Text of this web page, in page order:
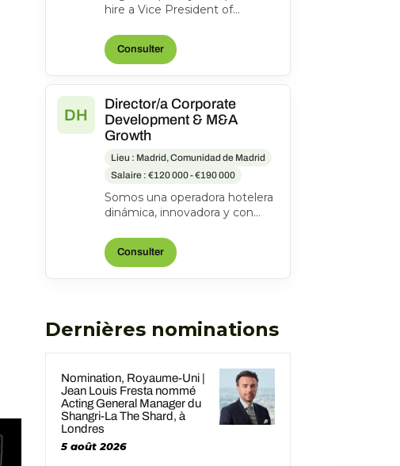
hire a Vice President of
Sage Hospitality Group, w...
Consulter
DH
Director/a Corporate
Development & M&A
Growth
Lieu : Madrid, Comunidad de Madrid
Salaire : €120 000 - €190 000
Somos una operadora hotelera
dinámica, innovadora y con
2001 hemos consolidado una
colecc...
Consulter
Dernières nominations
Nomination, Royaume-Uni |
Jean Louis Fresta nommé
Acting General Manager du
Shangri-La The Shard, à
Londres
5 août 2026